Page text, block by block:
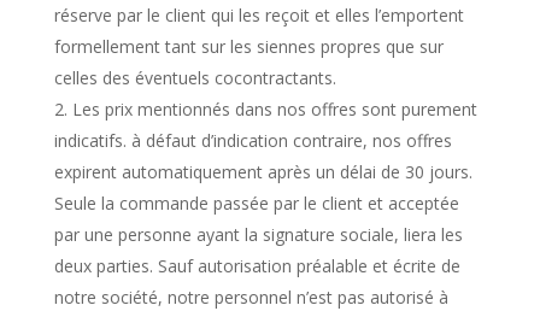
réserve par le client qui les reçoit et elles l’emportent
formellement tant sur les siennes propres que sur
celles des éventuels cocontractants.
Les prix mentionnés dans nos offres sont purement
indicatifs. à défaut d’indication contraire, nos offres
expirent automatiquement après un délai de 30 jours.
Seule la commande passée par le client et acceptée
par une personne ayant la signature sociale, liera les
deux parties. Sauf autorisation préalable et écrite de
notre société, notre personnel n’est pas autorisé à